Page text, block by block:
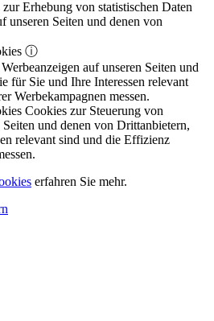
Erhebung von statistischen Daten
unseren Seiten und denen von
ⓘ
auf unseren Seiten und
für Sie und Ihre Interessen relevant
Werbekampagnen messen.
Cookies zur Steuerung von
und denen von Drittanbietern,
relevant sind und die Effizienz
erfahren Sie mehr.